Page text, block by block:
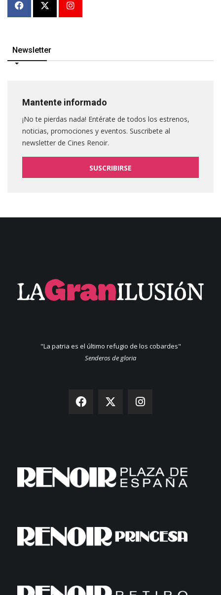
Newsletter
Mantente informado
¡No te pierdas nada! Entérate de todos los estrenos,
noticias, promociones y eventos. Suscribete al
newsletter de Cines Renoir.
SUSCRIBIRSE
"La patria es el último refugio de los cobardes"
Senderos de gloria